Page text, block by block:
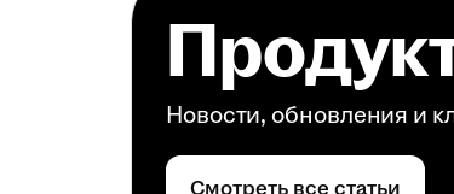
Новости, обновления и